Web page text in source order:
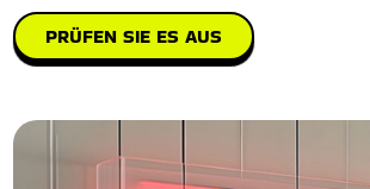
PRÜFEN SIE ES AUS